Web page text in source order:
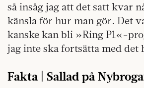
så insåg jag att det satt kvar
känsla för hur man gör. Det
kanske kan bli »Ring P1«-
jag inte ska fortsätta med det
Fakta | Sallad på